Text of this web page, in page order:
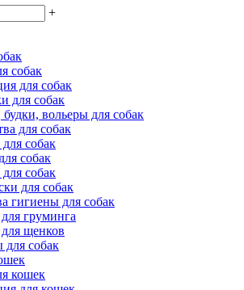
+
собак
для собак
для собак
вольеры для собак
для собак
собак
собак
собак
для собак
гигиены для собак
груминга
щенков
для собак
кошек